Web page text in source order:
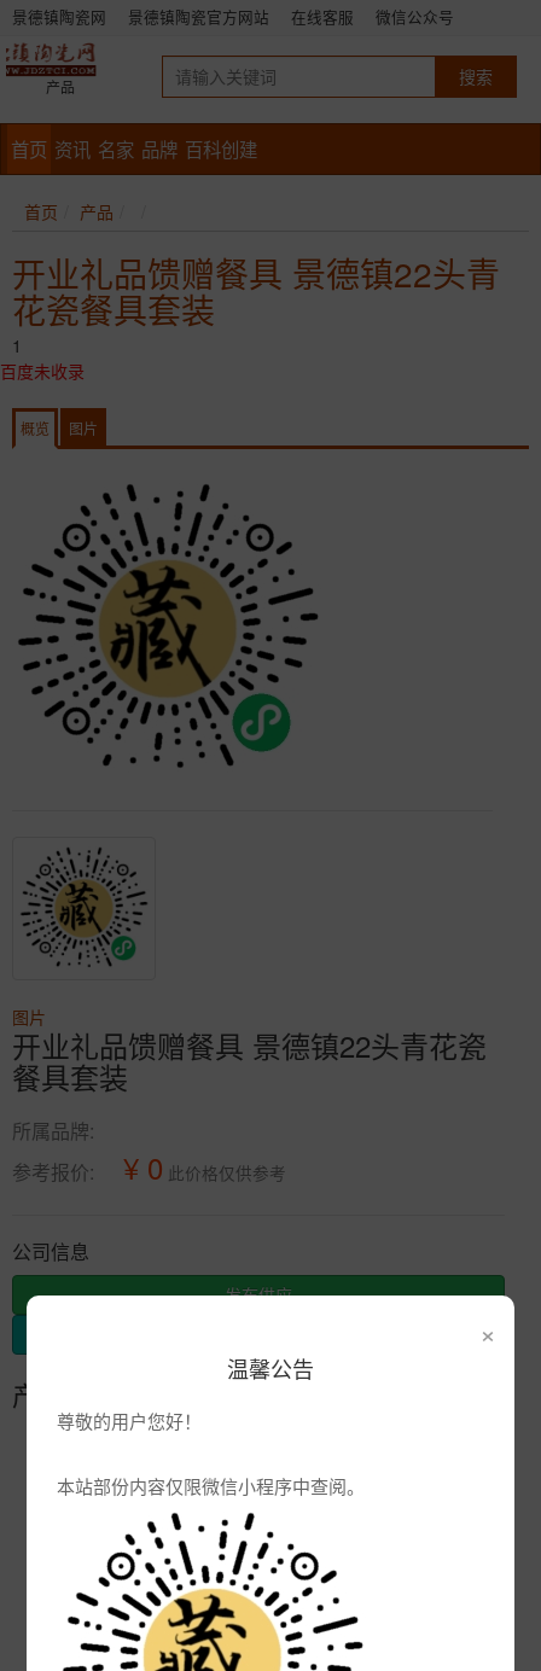
×
温馨公告
尊敬的用户您好！
本站部份内容仅限微信小程序中查阅。
景德镇陶瓷网 景德镇陶瓷官方网站 在线客服 微信公众号
产品
首页 资讯 名家 品牌 百科创建
首页 产品
开业礼品馈赠餐具 景德镇22头青
花瓷餐具套装
1
百度未收录
概览 图片
图片
开业礼品馈赠餐具 景德镇22头青花瓷
餐具套装
所属品牌:
参考报价:
¥ 0 此价格仅供参考
公司信息
发布供应
产品参数
品牌:
景德镇
3279
厂商:
陶瓷礼品批发厂家
更新:
2022-10-05 14:21:24